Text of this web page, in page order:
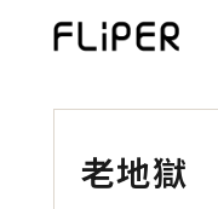
老地獄